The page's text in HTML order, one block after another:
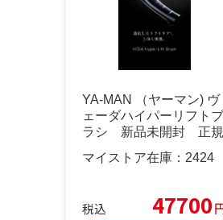
YA-MAN （ヤーマン) ヴ
ェーダハイパーリフトブ
ラシ 新品未開封 正規
マイストア在庫： 2424
税込 47700